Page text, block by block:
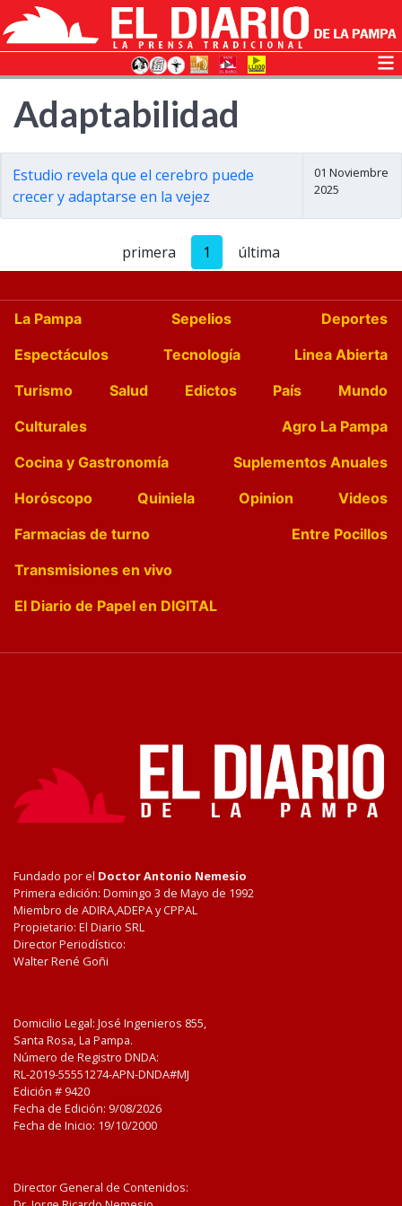
Adaptabilidad
Estudio revela que el cerebro puede
crecer y adaptarse en la vejez
01 Noviembre
2025
primera 1 última
La Pampa Sepelios
Deportes
Espectáculos
Tecnología
Linea Abierta
Turismo
Salud Edictos País
Mundo
Culturales
Agro La Pampa
Cocina y Gastronomía
Suplementos Anuales
Horóscopo
Quiniela Opinion
Videos
Farmacias de turno
Entre Pocillos
Transmisiones en vivo
El Diario de Papel en DIGITAL
Fundado por el Doctor Antonio Nemesio
Primera edición: Domingo 3 de Mayo de 1992
Miembro de ADIRA,ADEPA y CPPAL
Propietario: El Diario SRL
Director Periodístico:
Walter René Goñi
Domicilio Legal: José Ingenieros 855,
Santa Rosa, La Pampa.
Número de Registro DNDA:
RL-2019-55551274-APN-DNDA#MJ
Edición # 9420
Fecha de Edición: 9/08/2026
Fecha de Inicio: 19/10/2000
Director General de Contenidos: